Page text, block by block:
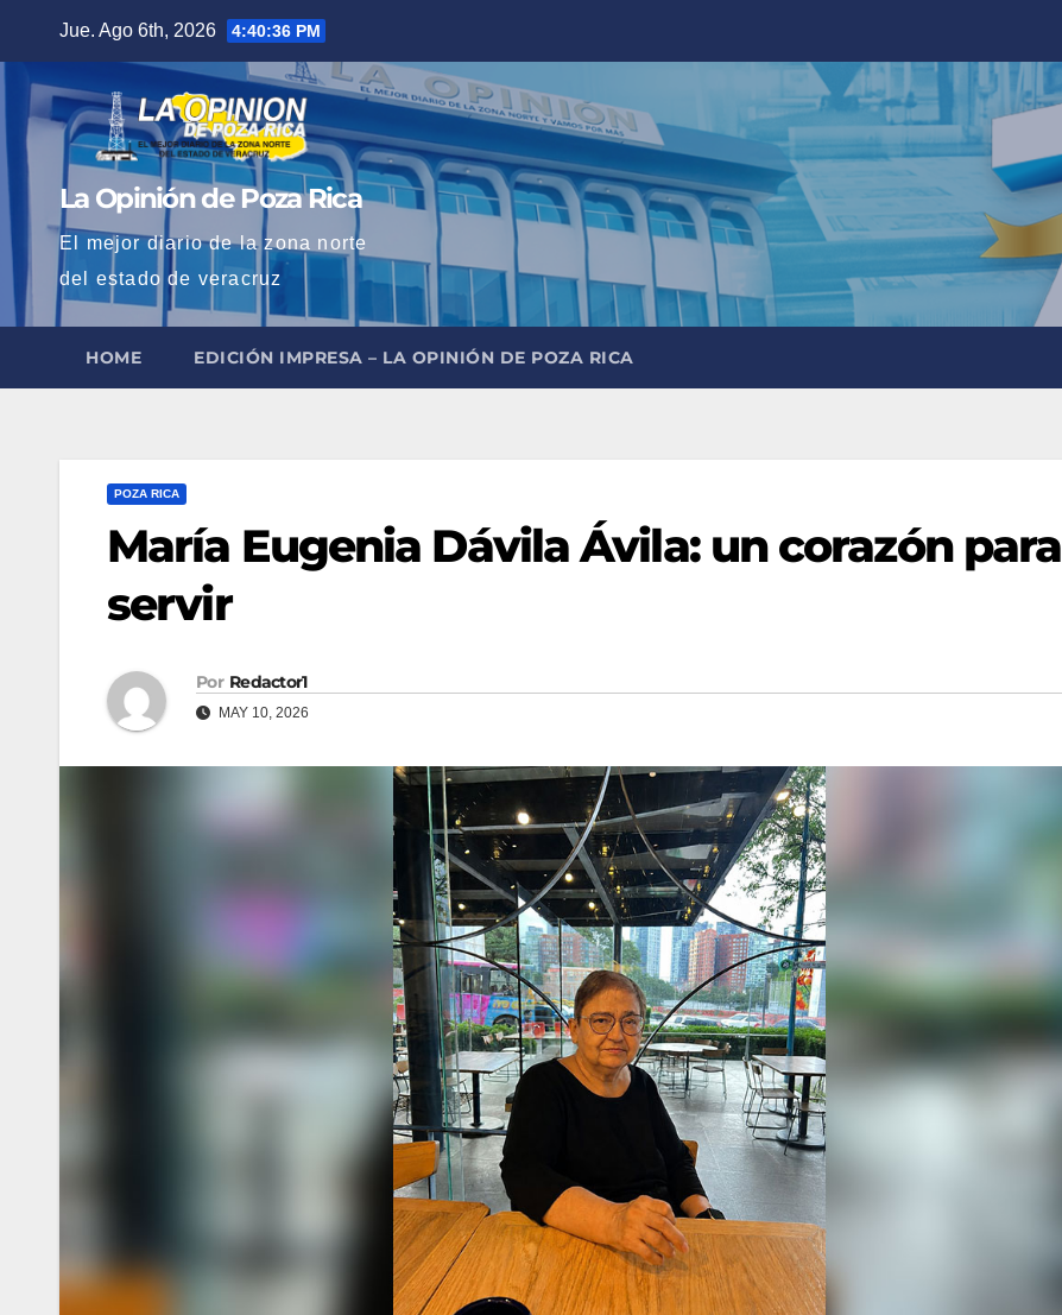
contenido
Jue. Ago 6th, 2026 4:40:37 PM
La Opinión de Poza Rica
El mejor diario de la zona norte
del estado de veracruz
HOME EDICIÓN IMPRESA – LA OPINIÓN DE POZA RICA
POZA RICA
María Eugenia Dávila Ávila: un corazón para
servir
Por Redactor1
MAY 10, 2026